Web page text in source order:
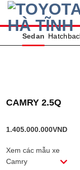
Skip
content
Sedan
CAMRY 2.5Q
1.405.000.000VND
Xem các mẫu xe
Camry
01-10-2022 Xã hội
TOYOTA
CHƯƠNG
“HÀNH